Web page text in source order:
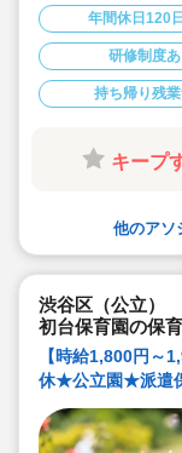
◆月給
慮して
◆賞与
◆年間
◆土曜
◆借上
◆残業
◆充実
研修
◆ICTの
ち帰
◆「子
大切に
年間休日120
研修制度あ
持ち帰り残
キープ
他のアソ
渋谷区（公立）
初台保育園の保
【時給1,800円
休★公立園★派遣